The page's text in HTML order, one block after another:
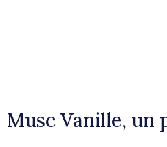
Musc Vanille, un